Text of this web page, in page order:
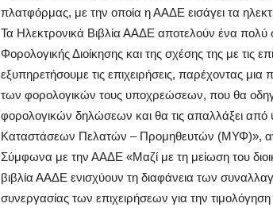
πλατφόρμας, με την οποία η ΑΑΔΕ εισάγει τα
Τα Ηλεκτρονικά Βιβλία ΑΑΔΕ αποτελούν ένα
Φορολογικής Διοίκησης και της σχέσης της με τις
εξυπηρετήσουμε τις επιχειρήσεις, παρέχοντας
των φορολογικών τους υποχρεώσεων, που θα
φορολογικών δηλώσεων και θα τις απαλλάξει
Καταστάσεων Πελατών – Προμηθευτών (ΜΥΦ)»,
Σύμφωνα με την ΑΑΔΕ «Μαζί με τη μείωση του
βιβλία ΑΑΔΕ ενισχύουν τη διαφάνεια των
συνεργασίας των επιχειρήσεων για την